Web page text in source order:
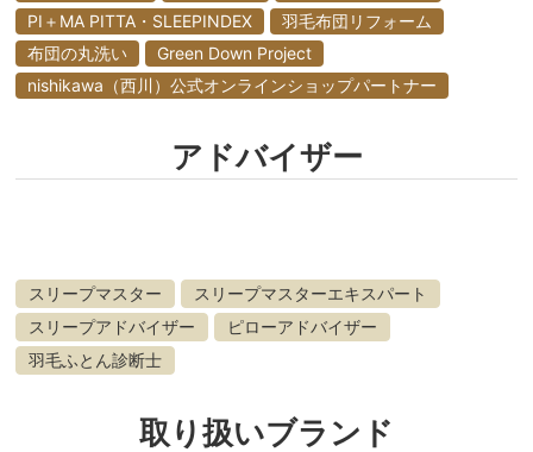
PI＋MA PITTA・SLEEPINDEX
羽毛布団リフォーム
布団の丸洗い
Green Down Project
nishikawa（西川）公式オンラインショップパートナー
アドバイザー
スリープマスター
スリープマスターエキスパート
スリープアドバイザー
ピローアドバイザー
羽毛ふとん診断士
取り扱いブランド